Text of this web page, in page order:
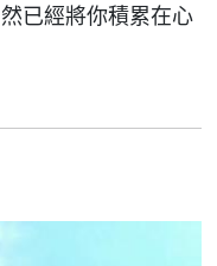
已經將你積累在心